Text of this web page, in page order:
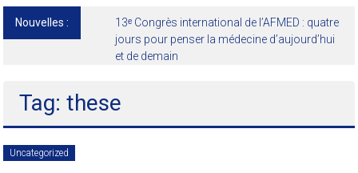
Nouvelles :
13ᵉ Congrès international de l’AFMED : quatre
jours pour penser la médecine d’aujourd’hui
et de demain
Tag: these
Uncategorized